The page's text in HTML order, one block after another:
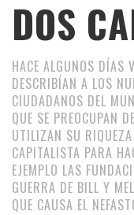
DOS
HACE ALGUNOS DÍAS
DESCRIBÍAN A LOS
CIUDADANOS DEL
QUE SE PREOCUPAN
UTILIZAN SU
CAPITALISTA PARA
EJEMPLO LAS
GUERRA DE BILL Y
QUE CAUSA EL